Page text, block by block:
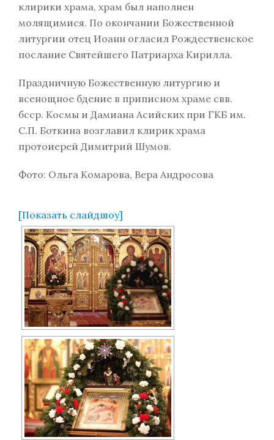
клирики храма, храм был наполнен
молящимися. По окончании Божественной
литургии отец Иоанн огласил Рождественское
послание Святейшего Патриарха Кирилла.
Праздничную Божественную литургию и
всенощное бдение в приписном храме свв.
бсср. Космы и Дамиана Асийских при ГКБ им.
С.П. Боткина возглавил клирик храма
протоиерей Димитрий Шумов.
Фото: Ольга Комарова, Вера Андросова
[Показать слайдшоу]